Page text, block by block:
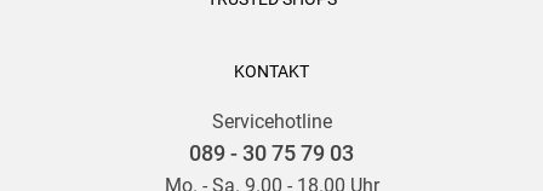
KONTAKT
Servicehotline
089 - 30 75 79 03
Mo. - Sa. 9.00 - 18.00 Uhr